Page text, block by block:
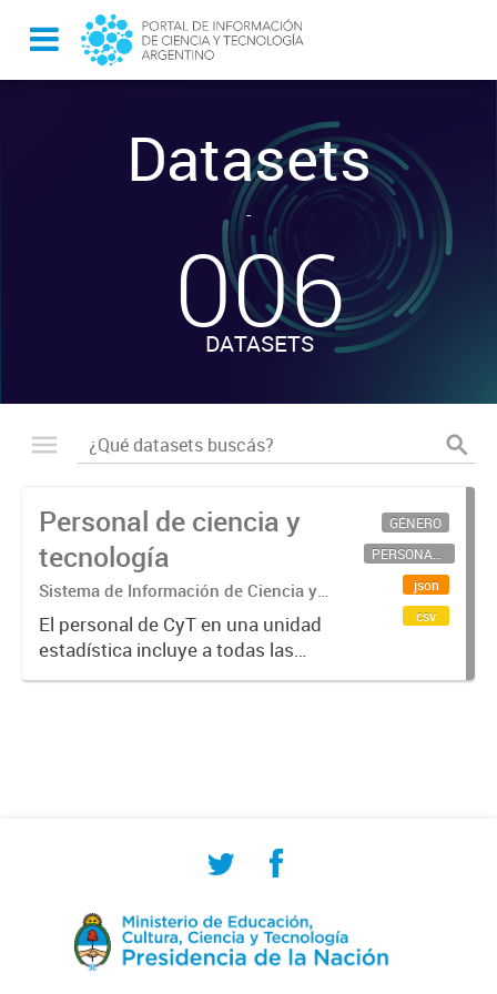
Datasets
-
006
DATASETS
Personal de ciencia y
tecnología
Sistema de Información de Ciencia y
Tecnología Argentino (SICYTAR)
El personal de CyT en una unidad
estadística incluye a todas las
personas involucradas
GÉNERO
PERSONAL CIENTÍFICO-TECNOLÓGICO
json
csv